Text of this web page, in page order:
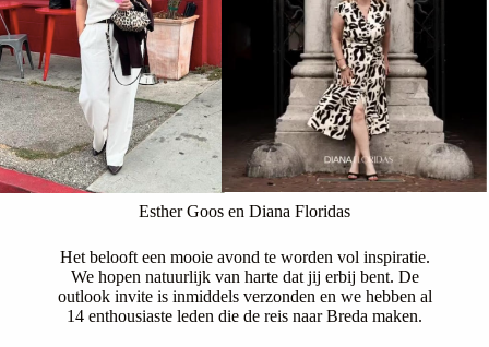
Esther Goos en Diana Floridas
Het belooft een mooie avond te worden vol inspiratie.
We hopen natuurlijk van harte dat jij erbij bent. De
outlook invite is inmiddels verzonden en we hebben al
14 enthousiaste leden die de reis naar Breda maken.